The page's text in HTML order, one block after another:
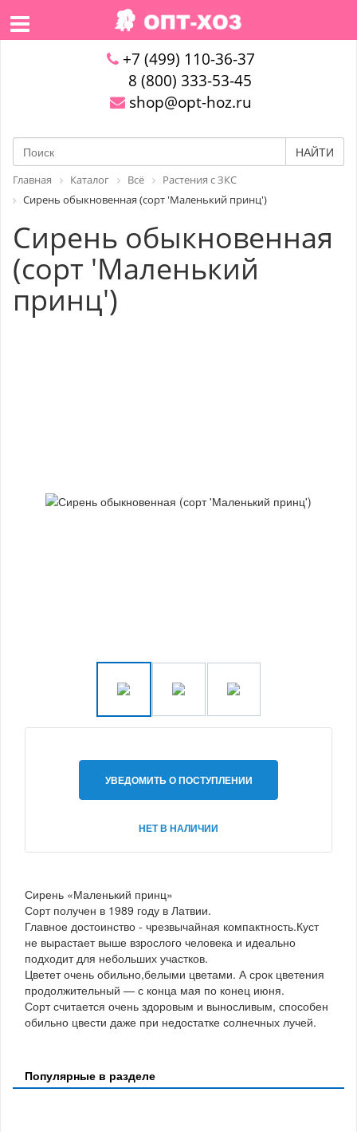
+7 (499) 110-36-37
8 (800) 333-53-45
shop@opt-hoz.ru
НАЙТИ
Главная Каталог Всё
Растения с ЗКС
Сирень обыкновенная (сорт 'Маленький принц')
Сирень обыкновенная
(сорт 'Маленький
принц')
УВЕДОМИТЬ О ПОСТУПЛЕНИИ
НЕТ В НАЛИЧИИ
Сирень «Маленький принц»
Сорт получен в 1989 году в Латвии.
Главное достоинство - чрезвычайная компактность.Куст
не вырастает выше взрослого человека и идеально
подходит для небольших участков.
Цветет очень обильно,белыми цветами. А срок цветения
продолжительный — с конца мая по конец июня.
Сорт считается очень здоровым и выносливым, способен
обильно цвести даже при недостатке солнечных лучей.
Популярные в разделе